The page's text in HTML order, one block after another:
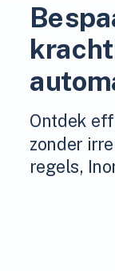
Ontdek
zonder
regels,